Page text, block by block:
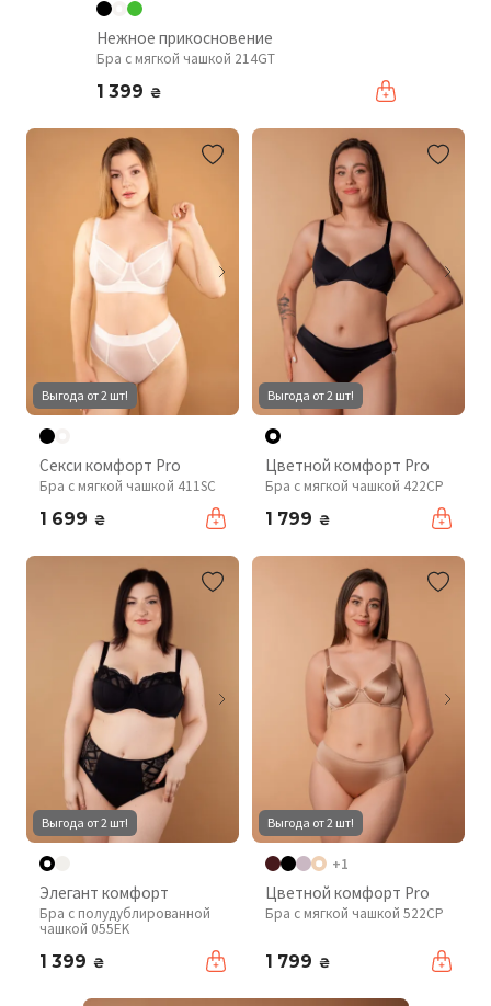
Нежное прикосновение
Бра с мягкой чашкой 214GT
1 399 ₴
Выгода от 2 шт!
Секси комфорт Pro
Бра с мягкой чашкой 411SC
1 699 ₴
Выгода от 2 шт!
Цветной комфорт Pro
Бра с мягкой чашкой 422CP
1 799 ₴
Выгода от 2 шт!
Элегант комфорт
Бра с полудублированной
чашкой 055EK
1 399 ₴
Выгода от 2 шт!
+1
Цветной комфорт Pro
Бра с мягкой чашкой 522CP
1 799 ₴